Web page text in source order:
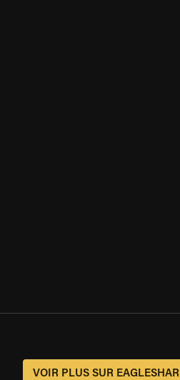
VOIR PLUS SUR